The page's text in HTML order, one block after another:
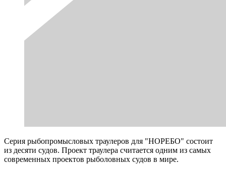
Серия рыбопромысловых траулеров для "НОРЕБО" состоит
из десяти судов. Проект траулера считается одним из самых
современных проектов рыболовных судов в мире.